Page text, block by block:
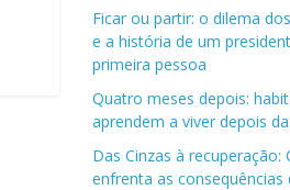
Ficar ou partir: o dilema
e a história de um
primeira pessoa
Quatro meses depois:
aprendem a viver depois
Das Cinzas à recuperação:
enfrenta as consequências